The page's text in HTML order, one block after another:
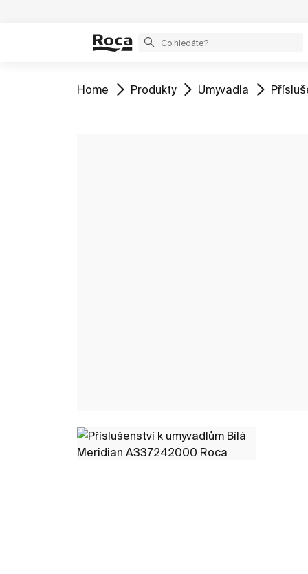
Zobrazit
Home Zobrazit
Produkty Zobrazit
Umyvadla